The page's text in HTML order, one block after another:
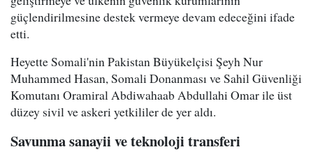
güçlendirilmesine destek vermeye devam edeceğini ifade
etti.
Heyette Somali'nin Pakistan Büyükelçisi Şeyh Nur
Muhammed Hasan, Somali Donanması ve Sahil Güvenliği
Komutanı Oramiral Abdiwahaab Abdullahi Omar ile üst
düzey sivil ve askeri yetkililer de yer aldı.
Savunma sanayii ve teknoloji transferi